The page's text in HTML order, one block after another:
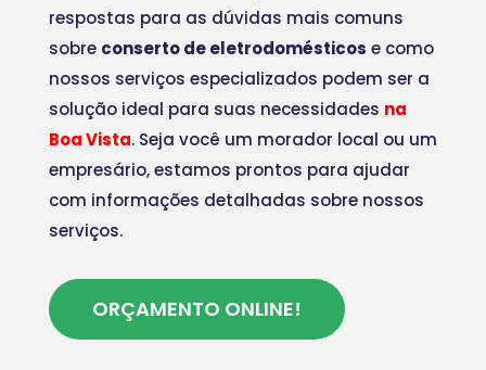
respostas para as dúvidas mais comuns
sobre conserto de eletrodomésticos e como
nossos serviços especializados podem ser a
solução ideal para suas necessidades na
Boa Vista. Seja você um morador local ou um
empresário, estamos prontos para ajudar
com informações detalhadas sobre nossos
serviços.
ORÇAMENTO ONLINE!